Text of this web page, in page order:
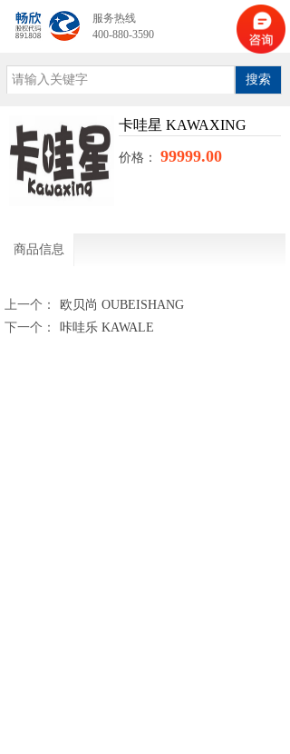
搜索
卡哇星 KAWAXING
价格： 99999.00
商品信息
上一个：
欧贝尚 OUBEISHANG
下一个：
咔哇乐 KAWALE
服务热线
400-880-3590